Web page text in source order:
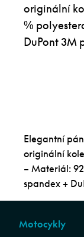
originální
%
DuPont 3M
Elegantní
originální
– Materiál:
spandex +
Motocykly